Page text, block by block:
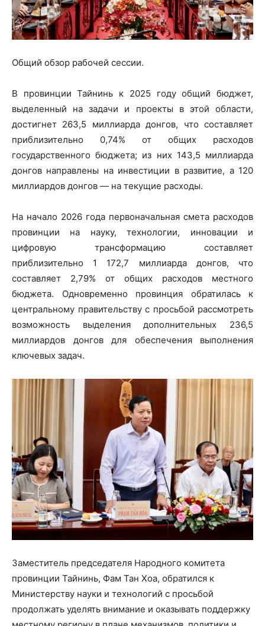
Общий обзор рабочей сессии.
В провинции Тайнинь к 2025 году общий бюджет,
выделенный на задачи и проекты в этой области,
достигнет 263,5 миллиарда донгов, что составляет
приблизительно 0,74% от общих расходов
государственного бюджета; из них 143,5 миллиарда
донгов направлены на инвестиции в развитие, а 120
миллиардов донгов — на текущие расходы.
На начало 2026 года первоначальная смета расходов
провинции на науку, технологии, инновации и
цифровую трансформацию составляет
приблизительно 1 172,7 миллиарда донгов, что
составляет 2,79% от общих расходов местного
бюджета. Одновременно провинция обратилась к
центральному правительству с просьбой рассмотреть
возможность выделения дополнительных 236,5
миллиардов донгов для обеспечения выполнения
ключевых задач.
Заместитель председателя Народного комитета
провинции Тайнинь, Фам Тан Хоа, обратился к
Министерству науки и технологий с просьбой
продолжать уделять внимание и оказывать поддержку